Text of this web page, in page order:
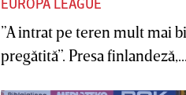
”A intrat pe teren mult mai
pregătită”. Presa